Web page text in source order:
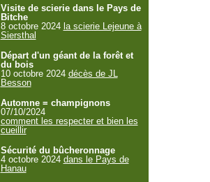
Visite de scierie dans le Pays de
Bitche
8 octobre 2024 la scierie Lejeune à
Siersthal
Départ d'un géant de la forêt et
du bois
10 octobre 2024 décès de JL
Besson
Automne = champignons
07/10/2024
comment les respecter et bien les
cueillir
Sécurité du bûcheronnage
4 octobre 2024 dans le Pays de
Hanau